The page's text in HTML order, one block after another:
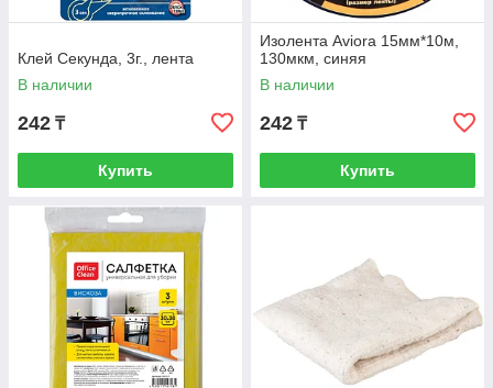
Клей Секунда, 3г., лента
В наличии
242 ₸
Купить
Изолента Aviora 15мм*10м,
130мкм, синяя
В наличии
242 ₸
Купить